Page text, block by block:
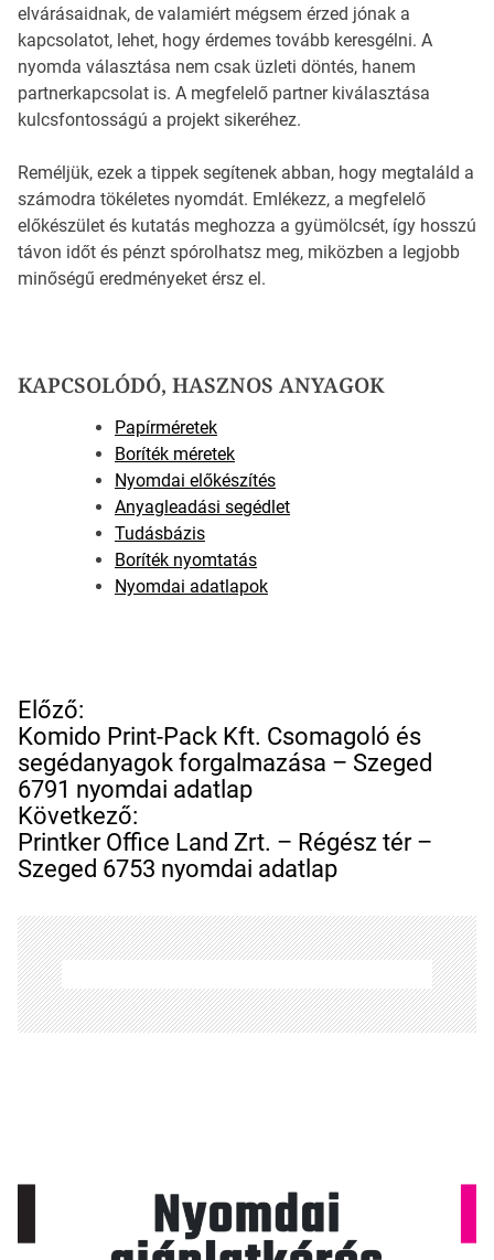
elvárásaidnak, de valamiért mégsem érzed jónak a
kapcsolatot, lehet, hogy érdemes tovább keresgélni. A
nyomda választása nem csak üzleti döntés, hanem
partnerkapcsolat is. A megfelelő partner kiválasztása
kulcsfontosságú a projekt sikeréhez.
Reméljük, ezek a tippek segítenek abban, hogy megtaláld a
számodra tökéletes nyomdát. Emlékezz, a megfelelő
előkészület és kutatás meghozza a gyümölcsét, így hosszú
távon időt és pénzt spórolhatsz meg, miközben a legjobb
minőségű eredményeket érsz el.
KAPCSOLÓDÓ, HASZNOS ANYAGOK
Papírméretek
Boríték méretek
Nyomdai előkészítés
Anyagleadási segédlet
Tudásbázis
Boríték nyomtatás
Nyomdai adatlapok
B
e
j
e
g
y
z
é
s
n
a
v
i
Előző:
Komido Print-Pack Kft. Csomagoló és
segédanyagok forgalmazása – Szeged
6791 nyomdai adatlap
Következő:
Printker Office Land Zrt. – Régész tér –
Szeged 6753 nyomdai adatlap